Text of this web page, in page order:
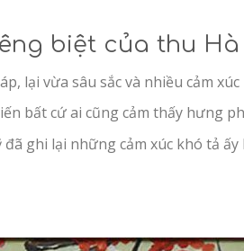
biệt của thu Hà
lại vừa sâu sắc và nhiều cảm xúc
bất cứ ai cũng cảm thấy hưng
ghi lại những cảm xúc khó tả ấy